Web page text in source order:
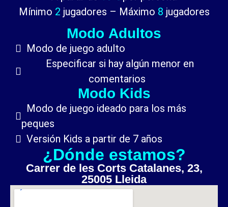
Mínimo 2 jugadores – Máximo 8 jugadores
Modo Adultos
Modo de juego adulto
Especificar si hay algún menor en
comentarios
Modo Kids
Modo de juego ideado para los más
peques
Versión Kids a partir de 7 años
¿Dónde estamos?​
Carrer de les Corts Catalanes, 23,
25005 Lleida​